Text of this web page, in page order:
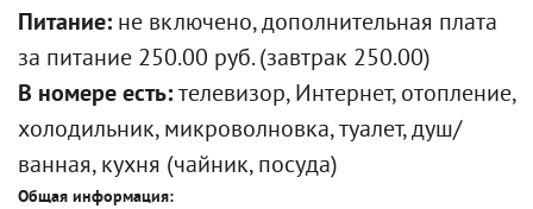
Питание: не включено, дополнительная плата
за питание 250.00 руб. (завтрак 250.00)
В номере есть: телевизор, Интернет, отопление,
холодильник, микроволновка, туалет, душ/
ванная, кухня (чайник, посуда)
Общая информация: